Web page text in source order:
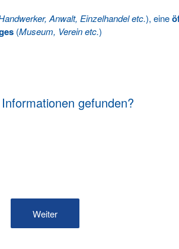
Anwalt, Einzelhandel etc.), eine
(Museum, Verein etc.)
gefunden?
Weiter